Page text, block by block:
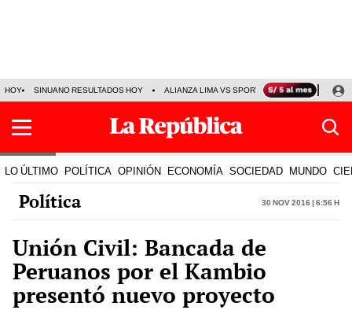
HOY SINUANO RESULTADOS HOY ALIANZA LIMA VS SPORT BOYS JORGE
LO ÚLTIMO POLÍTICA OPINIÓN ECONOMÍA SOCIEDAD MUNDO
Política 30 Nov 2016 | 6:56 h
Unión Civil: Bancada de
Peruanos por el Kambio
presentó nuevo proyecto